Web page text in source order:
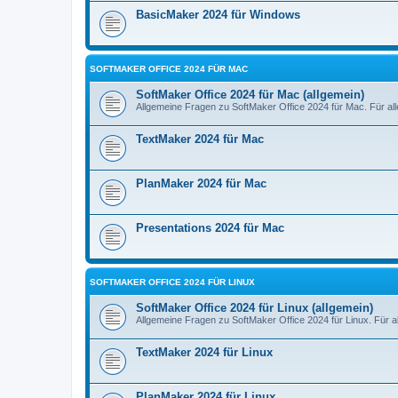
BasicMaker 2024 für Windows
SOFTMAKER OFFICE 2024 FÜR MAC
SoftMaker Office 2024 für Mac (allgemein)
Allgemeine Fragen zu SoftMaker Office 2024 für Mac. Für
TextMaker 2024 für Mac
PlanMaker 2024 für Mac
Presentations 2024 für Mac
SOFTMAKER OFFICE 2024 FÜR LINUX
SoftMaker Office 2024 für Linux (allgemein)
Allgemeine Fragen zu SoftMaker Office 2024 für Linux. Für
TextMaker 2024 für Linux